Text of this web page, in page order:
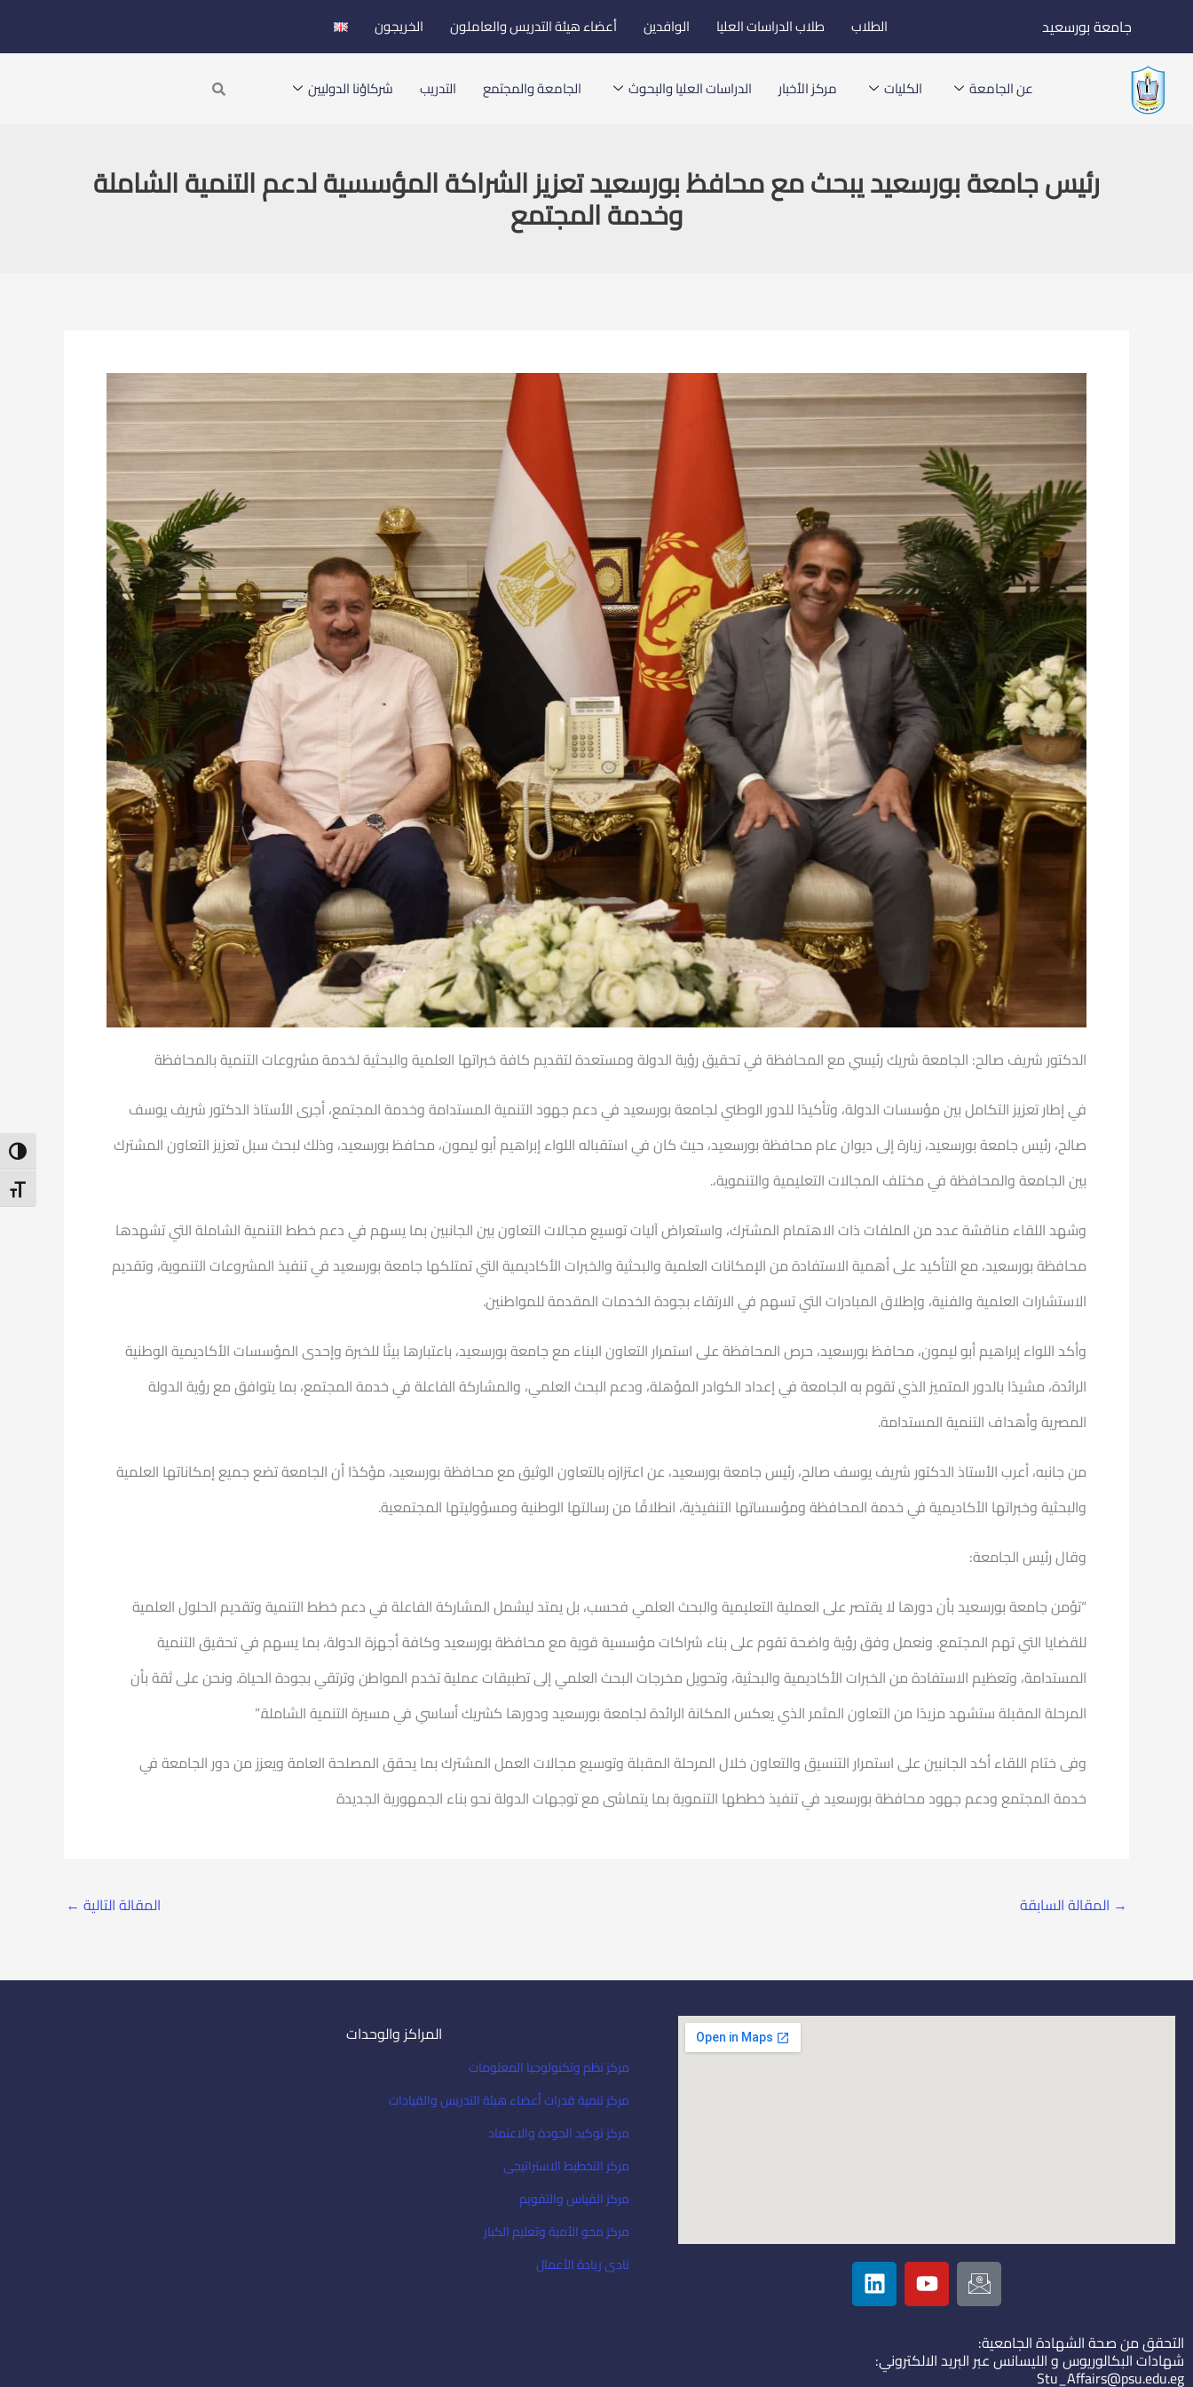
إلى
المحتوى
جامعة بورسعيد الطلاب طلاب الدراسات العليا الوافدين أعضاء هيئة التدريس والعاملون الخريجون
عن الجامعة الكليات مركز الأخبار الدراسات العليا والبحوث الجامعة والمجتمع التدريب شركاؤنا الدوليين Search
رئيس جامعة بورسعيد يبحث مع محافظ بورسعيد تعزيز الشراكة المؤسسية لدعم التنمية الشاملة
وخدمة المجتمع
الدكتور شريف صالح: الجامعة شريك رئيسي مع المحافظة في تحقيق رؤية الدولة ومستعدة لتقديم كافة خبراتها العلمية والبحثية لخدمة مشروعات التنمية بالمحافظة
في إطار تعزيز التكامل بين مؤسسات الدولة، وتأكيدًا للدور الوطني لجامعة بورسعيد في دعم جهود التنمية المستدامة وخدمة المجتمع، أجرى الأستاذ الدكتور شريف يوسف
صالح، رئيس جامعة بورسعيد، زيارة إلى ديوان عام محافظة بورسعيد، حيث كان في استقباله اللواء إبراهيم أبو ليمون، محافظ بورسعيد، وذلك لبحث سبل تعزيز التعاون المشترك
بين الجامعة والمحافظة في مختلف المجالات التعليمية والتنموية،.
وشهد اللقاء مناقشة عدد من الملفات ذات الاهتمام المشترك، واستعراض آليات توسيع مجالات التعاون بين الجانبين بما يسهم في دعم خطط التنمية الشاملة التي تشهدها
محافظة بورسعيد، مع التأكيد على أهمية الاستفادة من الإمكانات العلمية والبحثية والخبرات الأكاديمية التي تمتلكها جامعة بورسعيد في تنفيذ المشروعات التنموية، وتقديم
الاستشارات العلمية والفنية، وإطلاق المبادرات التي تسهم في الارتقاء بجودة الخدمات المقدمة للمواطنين.
وأكد اللواء إبراهيم أبو ليمون، محافظ بورسعيد، حرص المحافظة على استمرار التعاون البناء مع جامعة بورسعيد، باعتبارها بيتًا للخبرة وإحدى المؤسسات الأكاديمية الوطنية
الرائدة، مشيدًا بالدور المتميز الذي تقوم به الجامعة في إعداد الكوادر المؤهلة، ودعم البحث العلمي، والمشاركة الفاعلة في خدمة المجتمع، بما يتوافق مع رؤية الدولة
المصرية وأهداف التنمية المستدامة.
من جانبه، أعرب الأستاذ الدكتور شريف يوسف صالح، رئيس جامعة بورسعيد، عن اعتزازه بالتعاون الوثيق مع محافظة بورسعيد، مؤكدًا أن الجامعة تضع جميع إمكاناتها العلمية
والبحثية وخبراتها الأكاديمية في خدمة المحافظة ومؤسساتها التنفيذية، انطلاقًا من رسالتها الوطنية ومسؤوليتها المجتمعية.
وقال رئيس الجامعة:
“تؤمن جامعة بورسعيد بأن دورها لا يقتصر على العملية التعليمية والبحث العلمي فحسب، بل يمتد ليشمل المشاركة الفاعلة في دعم خطط التنمية وتقديم الحلول العلمية
للقضايا التي تهم المجتمع. ونعمل وفق رؤية واضحة تقوم على بناء شراكات مؤسسية قوية مع محافظة بورسعيد وكافة أجهزة الدولة، بما يسهم في تحقيق التنمية
المستدامة، وتعظيم الاستفادة من الخبرات الأكاديمية والبحثية، وتحويل مخرجات البحث العلمي إلى تطبيقات عملية تخدم المواطن وترتقي بجودة الحياة. ونحن على ثقة بأن
المرحلة المقبلة ستشهد مزيدًا من التعاون المثمر الذي يعكس المكانة الرائدة لجامعة بورسعيد ودورها كشريك أساسي في مسيرة التنمية الشاملة.”
وفى ختام اللقاء أكد الجانبين على استمرار التنسيق والتعاون خلال المرحلة المقبلة وتوسيع مجالات العمل المشترك بما يحقق المصلحة العامة ويعزز من دور الجامعة في
خدمة المجتمع ودعم جهود محافظة بورسعيد في تنفيذ خططها التنموية بما يتماشى مع توجهات الدولة نحو بناء الجمهورية الجديدة
→ المقالة السابقة المقالة التالية ←
I
c
o
-
e
Y
o
u
u
b
L
i
n
التحقق من صحة الشهادة الجامعية:
شهادات البكالوريوس و الليسانس عبر البريد الالكتروني:
Stu_Affairs@psu.edu.eg
المراكز والوحدات
مركز نظم وتكنولوجيا المعلومات
مركز تنمية قدرات أعضاء هيئة التدريس والقيادات
مركز توكيد الجودة والاعتماد
مركز التخطيط الاستراتيجى
مركز القياس والتقويم
مركز محو الأمية وتعليم الكبار
نادى ريادة الأعمال